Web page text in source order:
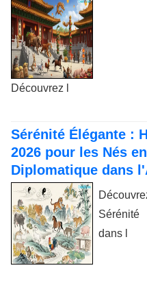
Découvrez l
Sérénité Élégante :
2026 pour les Nés
Diplomatique dans
dans l